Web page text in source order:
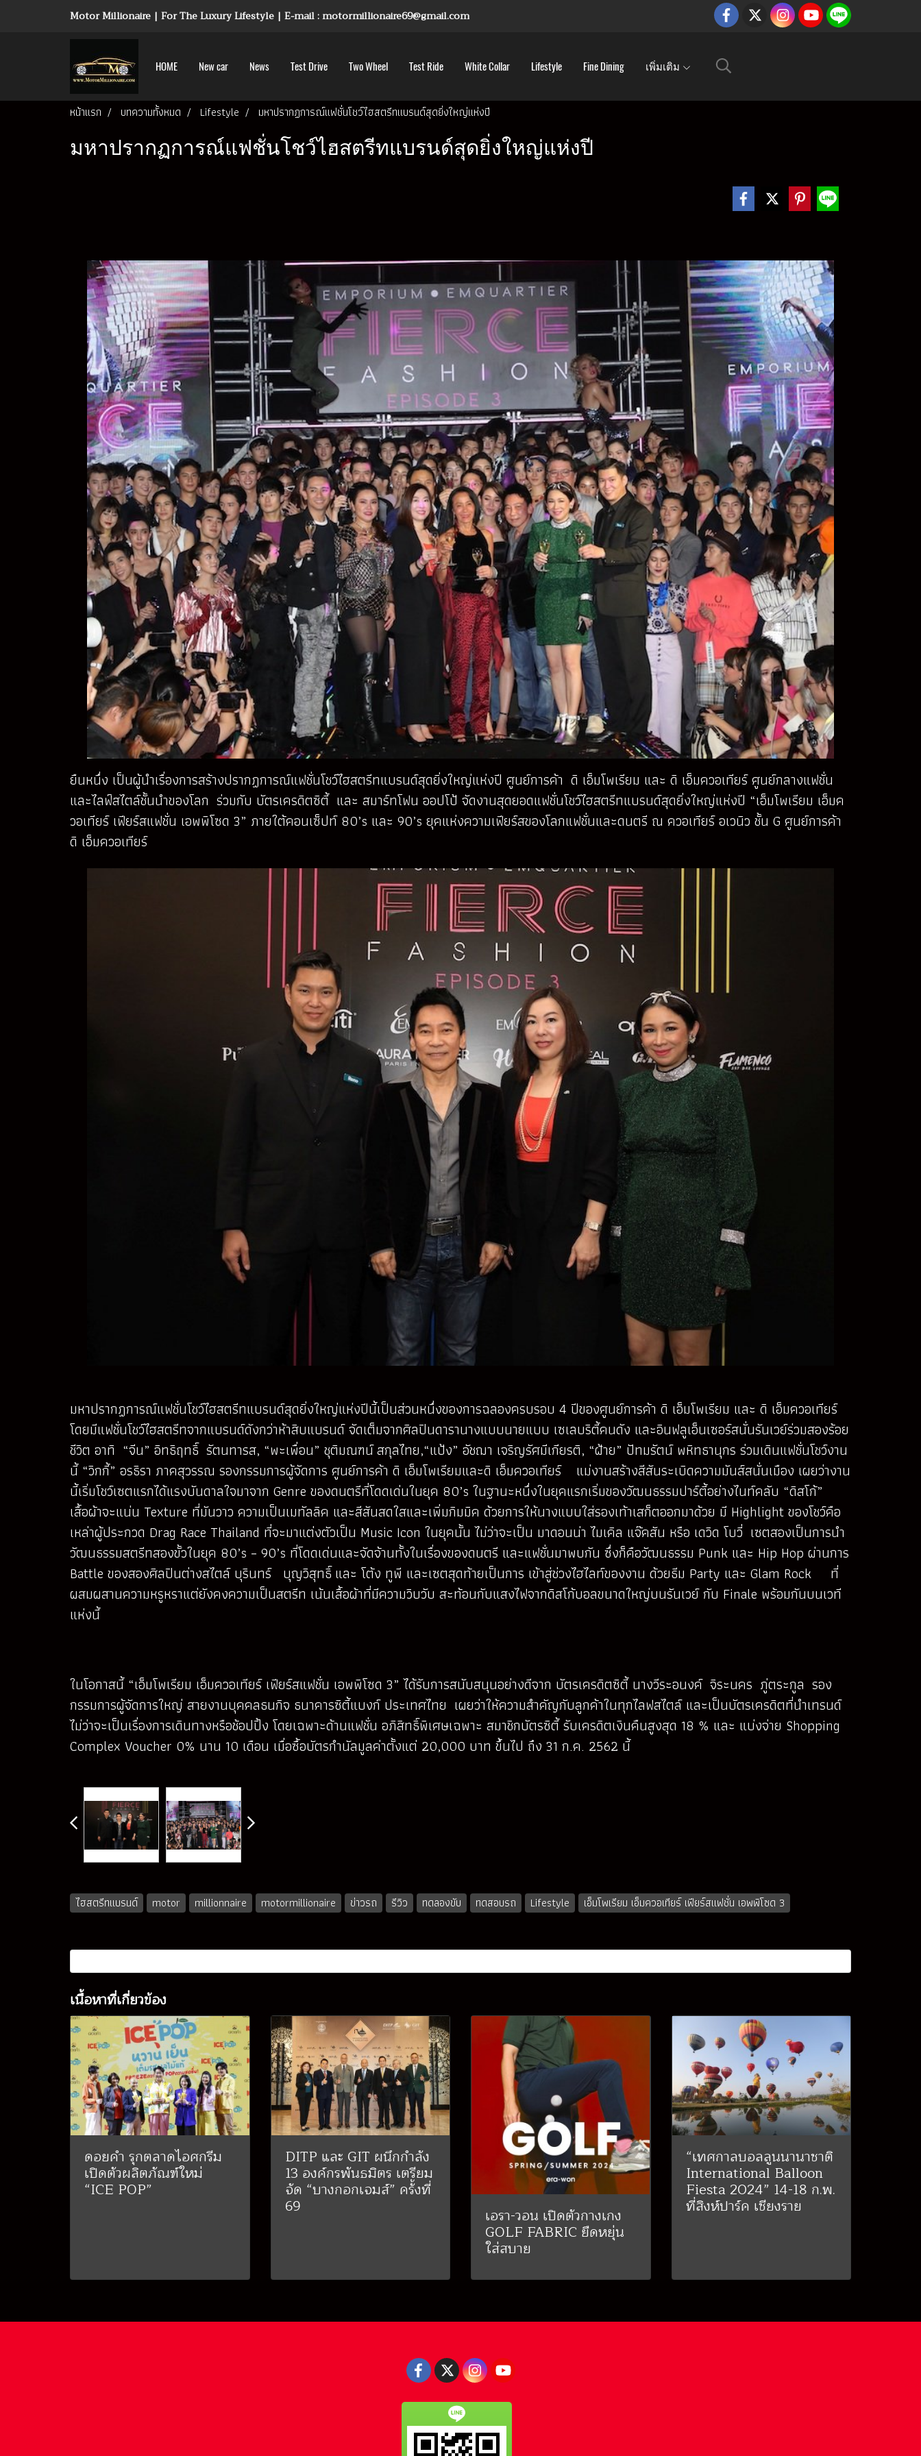
Motor Millionaire | For The Luxury Lifestyle | E-mail : motormillionaire69@gmail.com
HOME New car News Test Drive Two Wheel Test Ride White Collar Lifestyle Fine Dining เพิ่มเติม
หน้าแรก บทความทั้งหมด Lifestyle มหาปรากฏการณ์แฟชั่นโชว์ไฮสตรีทแบรนด์สุดยิ่งใหญ่แห่งปี
มหาปรากฏการณ์แฟชั่นโชว์ไฮสตรีทแบรนด์สุดยิ่งใหญ่แห่งปี
ยืนหนึ่ง เป็นผู้นำเรื่องการสร้างปรากฏการณ์แฟชั่นโชว์ไฮสตรีทแบรนด์สุดยิ่งใหญ่แห่งปี ศูนย์การค้า ดิ เอ็มโพเรียม และ ดิ เอ็มควอเทียร์ ศูนย์กลางแฟชั่น
และไลฟ์สไตล์ชั้นนำของโลก ร่วมกับ บัตรเครดิตซิตี้ และ สมาร์ทโฟน ออปโป้ จัดงานสุดยอดแฟชั่นโชว์ไฮสตรีทแบรนด์สุดยิ่งใหญ่แห่งปี “เอ็มโพเรียม เอ็มค
วอเทียร์ เฟียร์สแฟชั่น เอพพิโซด 3” ภายใต้คอนเซ็ปท์ 80’s และ 90’s ยุคแห่งความเฟียร์สของโลกแฟชั่นและดนตรี ณ ควอเทียร์ อเวนิว ชั้น G ศูนย์การค้า
ดิ เอ็มควอเทียร์
มหาปรากฏการณ์แฟชั่นโชว์ไฮสตรีทแบรนด์สุดยิ่งใหญ่แห่งปีนี้เป็นส่วนหนึ่งของการฉลองครบรอบ 4 ปีของศูนย์การค้า ดิ เอ็มโพเรียม และ ดิ เอ็มควอเทียร์
โดยมีแฟชั่นโชว์ไฮสตรีทจากแบรนด์ดังกว่าห้าสิบแบรนด์ จัดเต็มจากศิลปินดารานางแบบนายแบบ เซเลบริตี้คนดัง และอินฟลูเอ็นเซอร์สนั่นรันเวย์ร่วมสองร้อย
ชีวิต อาทิ “จีน” อิทธิฤทธิ์ รัตนทารส, “พะเพื่อน” ชุติมณฑน์ สกุลไทย,“แป้ง” อัชฌา เจริญรัศมีเกียรติ, “ฝ้าย” ปัทมรัตน์ พหิทธานุกร ร่วมเดินแฟชั่นโชว์งาน
นี้ “วิกกี้” อรธิรา ภาคสุวรรณ รองกรรมการผู้จัดการ ศูนย์การค้า ดิ เอ็มโพเรียมและดิ เอ็มควอเทียร์ แม่งานสร้างสีสันระเบิดความมันส์สนั่นเมือง เผยว่างาน
นี้เริ่มโชว์เซตแรกได้แรงบันดาลใจมาจาก Genre ของดนตรีที่โดดเด่นในยุค 80’s ในฐานะหนึ่งในยุคแรกเริ่มของวัฒนธรรมปาร์ตี้อย่างไนท์คลับ “ดิสโก้”
เสื้อผ้าจะแน่น Texture ที่มันวาว ความเป็นเมทัลลิค และสีสันสดใสและเพิ่มกิมมิค ด้วยการให้นางแบบใส่รองเท้าเสก็ตออกมาด้วย มี Highlight ของโชว์คือ
เหล่าผู้ประกวด Drag Race Thailand ที่จะมาแต่งตัวเป็น Music Icon ในยุคนั้น ไม่ว่าจะเป็น มาดอนน่า ไมเคิล แจ๊คสัน หรือ เดวิด โบวี่ เซตสองเป็นการนำ
วัฒนธรรมสตรีทสองขั้วในยุค 80’s – 90’s ที่โดดเด่นและจัดจ้านทั้งในเรื่องของดนตรี และแฟชั่นมาพบกัน ซึ่งก็คือวัฒนธรรม Punk และ Hip Hop ผ่านการ
Battle ของสองศิลปินต่างสไตล์ บุรินทร์ บุญวิสุทธิ์ และ โต้ง ทูพี และเซตสุดท้ายเป็นการ เข้าสู่ช่วงไฮไลท์ของงาน ด้วยธีม Party และ Glam Rock ที่
ผสมผสานความหรูหราแต่ยังคงความเป็นสตรีท เน้นเสื้อผ้าที่มีความวิบวับ สะท้อนกับแสงไฟจากดิสโก้บอลขนาดใหญ่บนรันเวย์ กับ Finale พร้อมกันบนเวที
แห่งนี้
ในโอกาสนี้ “เอ็มโพเรียม เอ็มควอเทียร์ เฟียร์สแฟชั่น เอพพิโซด 3” ได้รับการสนับสนุนอย่างดีจาก บัตรเครดิตซิตี้ นางวีระอนงค์ จิระนคร ภู่ตระกูล รอง
กรรมการผู้จัดการใหญ่ สายงานบุคคลธนกิจ ธนาคารซิตี้แบงก์ ประเทศไทย เผยว่าให้ความสำคัญกับลูกค้าในทุกไลฟสไตล์ และเป็นบัตรเครดิตที่นำเทรนด์
ไม่ว่าจะเป็นเรื่องการเดินทางหรือช้อปปิ้ง โดยเฉพาะด้านแฟชั่น อภิสิทธิ์พิเศษเฉพาะ สมาชิกบัตรซิตี้ รับเครดิตเงินคืนสูงสุด 18 % และ แบ่งจ่าย Shopping
Complex Voucher 0% นาน 10 เดือน เมื่อซื้อบัตรกำนัลมูลค่าตั้งแต่ 20,000 บาท ขึ้นไป ถึง 31 ก.ค. 2562 นี้
ไฮสตรีทแบรนด์ motor millionnaire motormillionaire ข่าวรถ รีวิว ทดลองขับ ทดสอบรถ Lifestyle เอ็มโพเรียม เอ็มควอเทียร์ เฟียร์สแฟชั่น เอพพิโซด 3
เนื้อหาที่เกี่ยวข้อง
ดอยคำ รุกตลาดไอศกรีม
เปิดตัวผลิตภัณฑ์ใหม่
“ICE POP”
DITP และ GIT ผนึกกำลัง
13 องค์กรพันธมิตร เตรียม
จัด “บางกอกเจมส์” ครั้งที่
69 เอรา-วอน เปิดตัวกางเกง
GOLF FABRIC ยืดหยุ่น
ใส่สบาย
“เทศกาลบอลลูนนานาชาติ
International Balloon
Fiesta 2024” 14-18 ก.พ.
ที่สิงห์ปาร์ค เชียงราย